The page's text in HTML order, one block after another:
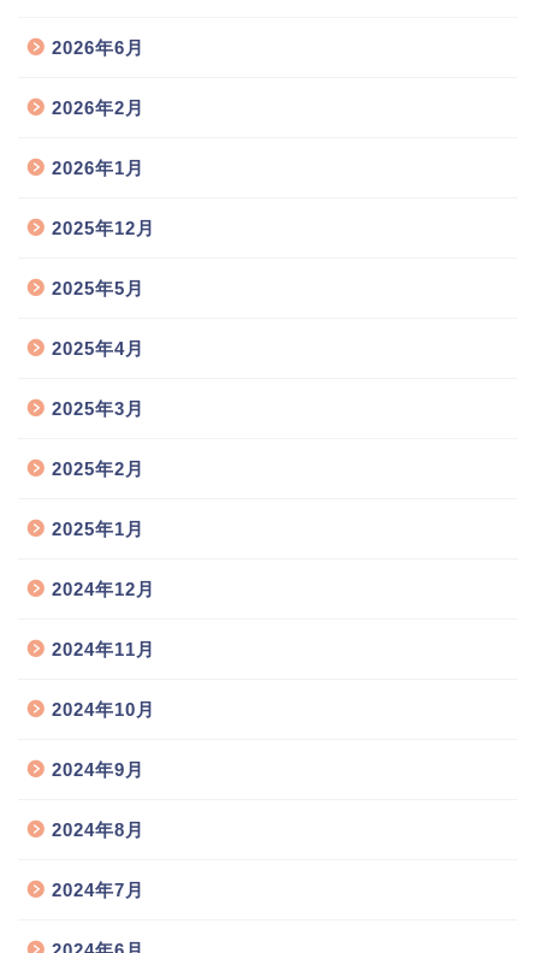
2026年6月
2026年2月
2026年1月
2025年12月
2025年5月
2025年4月
2025年3月
2025年2月
2025年1月
2024年12月
2024年11月
2024年10月
2024年9月
2024年8月
2024年7月